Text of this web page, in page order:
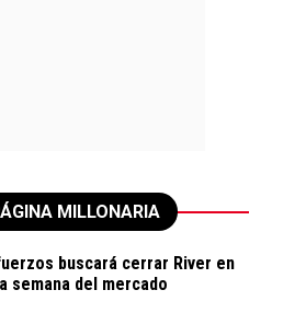
MILLONARIA
buscará cerrar River en
semana del mercado